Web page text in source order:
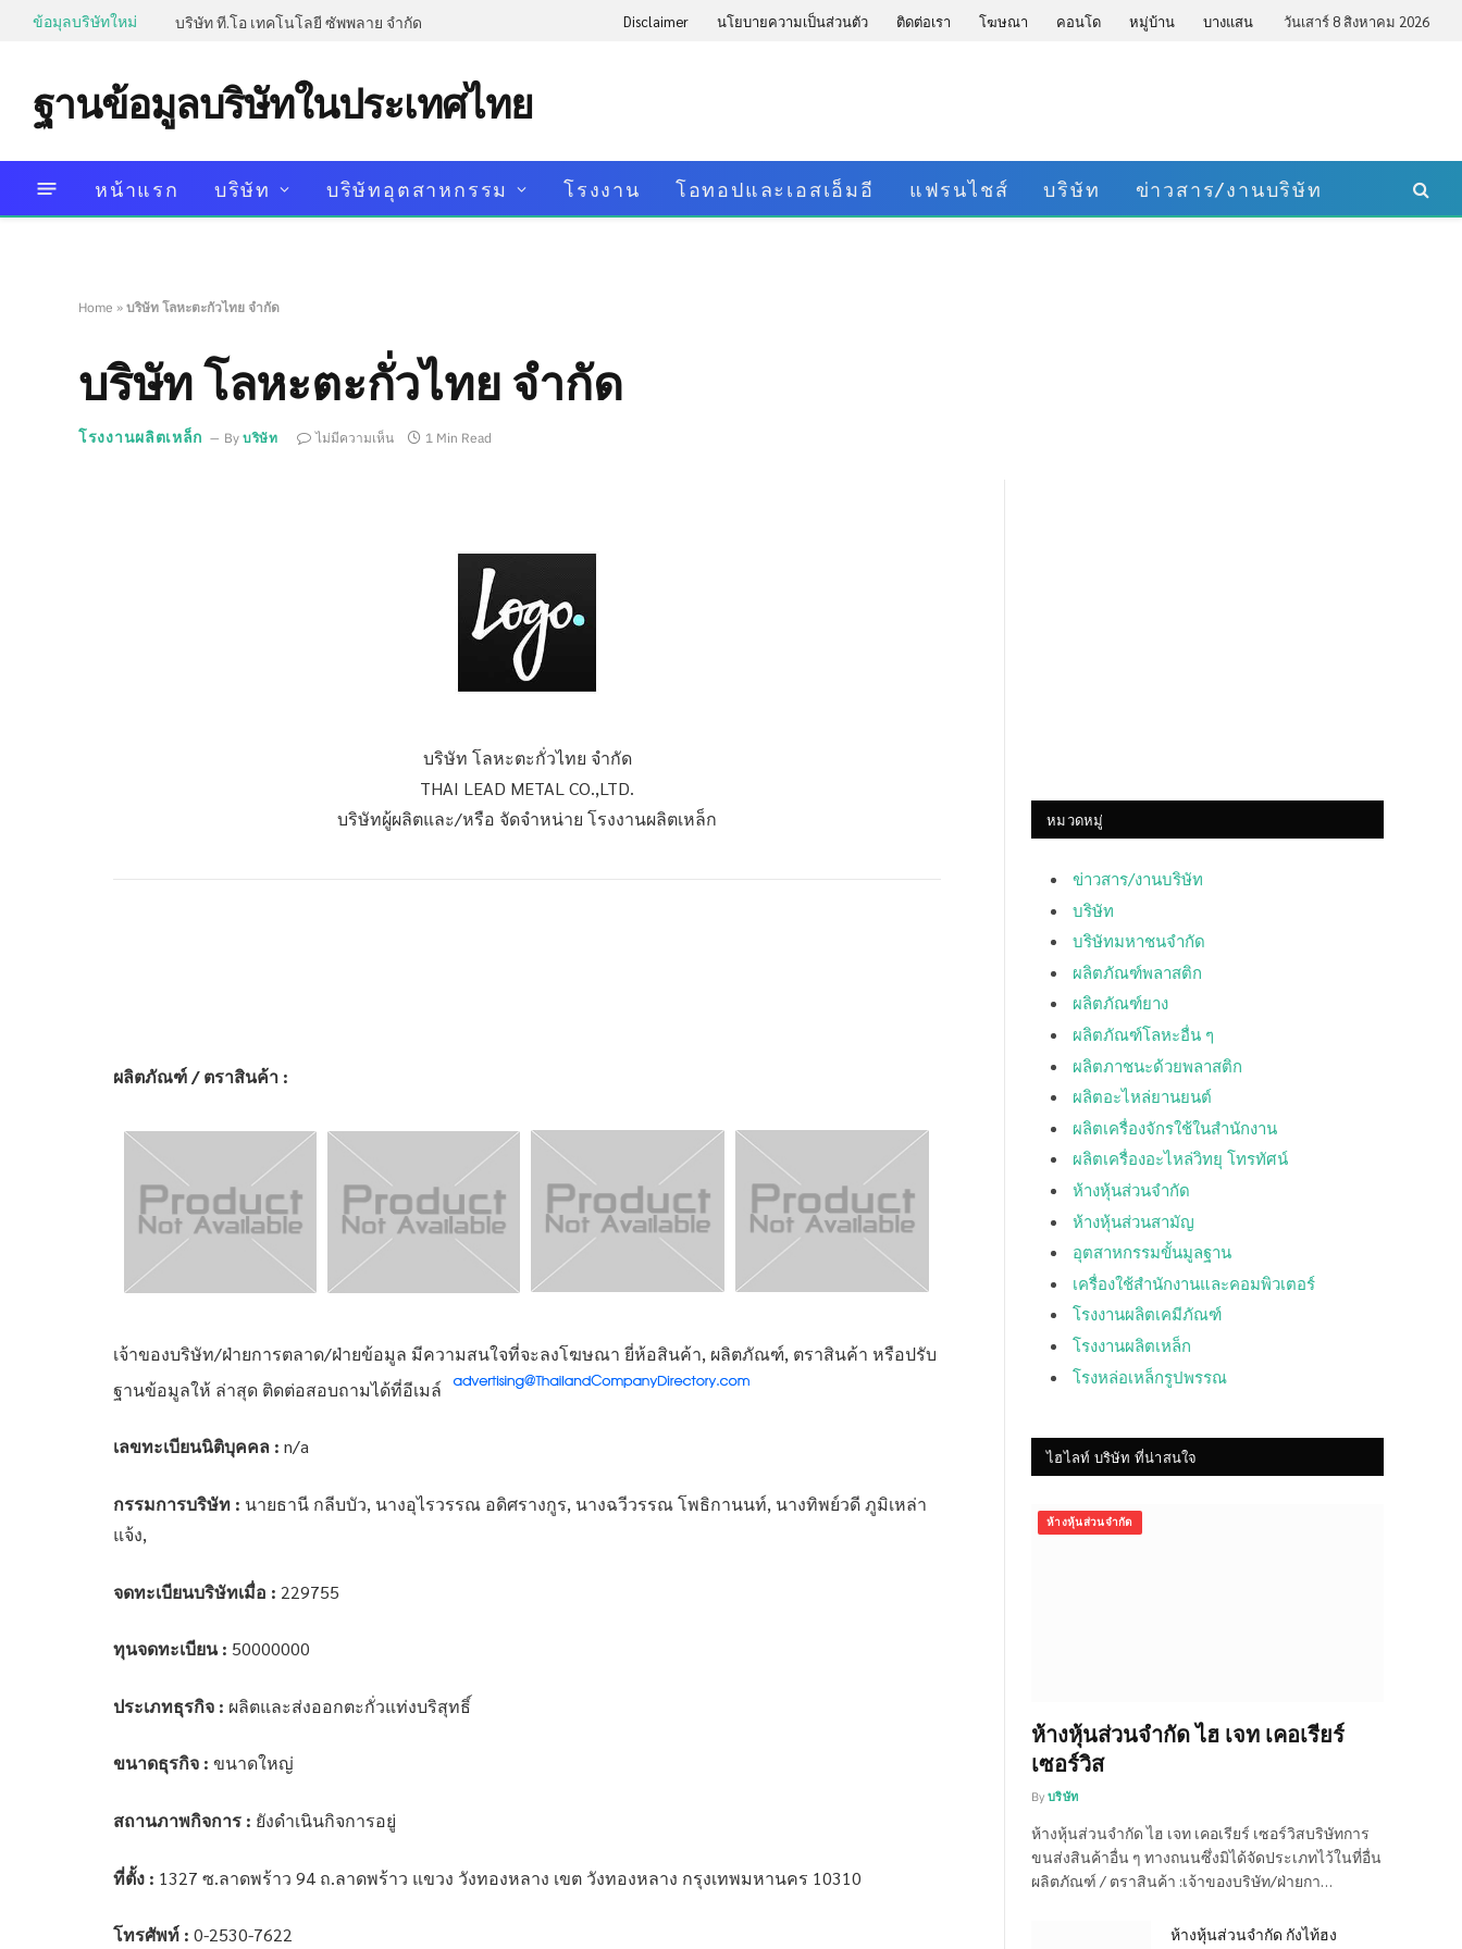
ข้อมุลบริษัทใหม่ บริษัท ที.โอ เทคโนโลยี ซัพพลาย จำกัด Disclaimer นโยบายความเป็นส่วนตัว ติดต่อเรา โฆษณา คอนโด หมู่บ้าน บางแสน วันเสาร์ 8 สิงหาคม 2026
ฐานข้อมูลบริษัทในประเทศไทย
หน้าแรก บริษัท บริษัทอุตสาหกรรม โรงงาน โอทอปและเอสเอ็มอี แฟรนไชส์ บริษัท ข่าวสาร/งานบริษัท
Home » บริษัท โลหะตะกั่วไทย จำกัด
บริษัท โลหะตะกั่วไทย จำกัด
โรงงานผลิตเหล็ก By บริษัท ไม่มีความเห็น 1 Min Read
บริษัท โลหะตะกั่วไทย จำกัด
THAI LEAD METAL CO.,LTD.
บริษัทผู้ผลิตและ/หรือ จัดจำหน่าย โรงงานผลิตเหล็ก
ผลิตภัณฑ์ / ตราสินค้า :
เจ้าของบริษัท/ฝ่ายการตลาด/ฝ่ายข้อมูล มีความสนใจที่จะลงโฆษณา ยี่ห้อสินค้า, ผลิตภัณฑ์, ตราสินค้า หรือปรับ
ฐานข้อมูลให้ ล่าสุด ติดต่อสอบถามได้ที่อีเมล์
เลขทะเบียนนิติบุคคล : n/a
กรรมการบริษัท : นายธานี กลีบบัว, นางอุไรวรรณ อดิศรางกูร, นางฉวีวรรณ โพธิกานนท์, นางทิพย์วดี ภูมิเหล่า
แจ้ง,
จดทะเบียนบริษัทเมื่อ : 229755
ทุนจดทะเบียน : 50000000
ประเภทธุรกิจ : ผลิตและส่งออกตะกั่วแท่งบริสุทธิ์
ขนาดธุรกิจ : ขนาดใหญ่
สถานภาพกิจการ : ยังดำเนินกิจการอยู่
ที่ตั้ง : 1327 ซ.ลาดพร้าว 94 ถ.ลาดพร้าว แขวง วังทองหลาง เขต วังทองหลาง กรุงเทพมหานคร 10310
โทรศัพท์ : 0-2530-7622
หมวดหมู่
ข่าวสาร/งานบริษัท
บริษัท
บริษัทมหาชนจำกัด
ผลิตภัณฑ์พลาสติก
ผลิตภัณฑ์ยาง
ผลิตภัณฑ์โลหะอื่น ๆ
ผลิตภาชนะด้วยพลาสติก
ผลิตอะไหล่ยานยนต์
ผลิตเครื่องจักรใช้ในสำนักงาน
ผลิตเครื่องอะไหล่วิทยุ โทรทัศน์
ห้างหุ้นส่วนจำกัด
ห้างหุ้นส่วนสามัญ
อุตสาหกรรมขั้นมูลฐาน
เครื่องใช้สำนักงานและคอมพิวเตอร์
โรงงานผลิตเคมีภัณฑ์
โรงงานผลิตเหล็ก
โรงหล่อเหล็กรูปพรรณ
ไฮไลท์ บริษัท ที่น่าสนใจ
ห้างหุ้นส่วนจำกัด
ห้างหุ้นส่วนจำกัด ไฮ เจท เคอเรียร์
เซอร์วิส
By บริษัท
ห้างหุ้นส่วนจำกัด ไฮ เจท เคอเรียร์ เซอร์วิสบริษัทการ
ขนส่งสินค้าอื่น ๆ ทางถนนซึ่งมิได้จัดประเภทไว้ในที่อื่น
ผลิตภัณฑ์ / ตราสินค้า :เจ้าของบริษัท/ฝ่ายกา…
ห้างหุ้นส่วนจำกัด กังไท้ฮง